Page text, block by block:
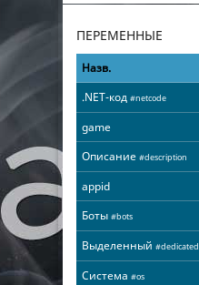
ПЕРЕМЕННЫЕ
Назв.
.NET-код #netcode
game
Описание #description
appid
Боты #bots
Выделенный #dedicated
Система #os